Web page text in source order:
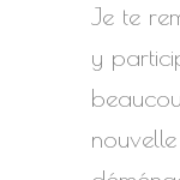
Je te
y